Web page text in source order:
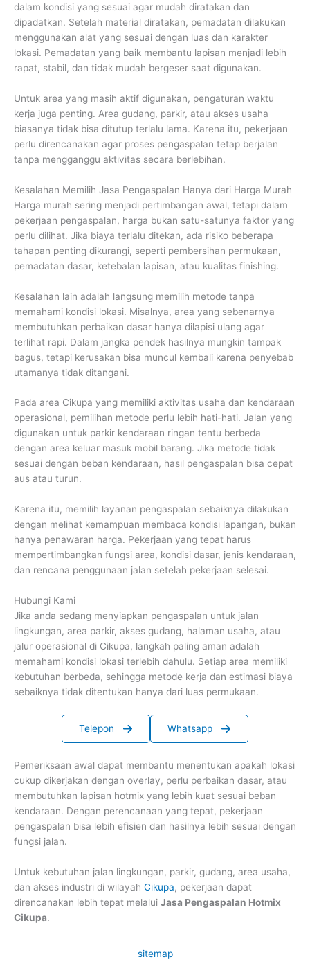
dalam kondisi yang sesuai agar mudah diratakan dan
dipadatkan. Setelah material diratakan, pemadatan dilakukan
menggunakan alat yang sesuai dengan luas dan karakter
lokasi. Pemadatan yang baik membantu lapisan menjadi lebih
rapat, stabil, dan tidak mudah bergeser saat digunakan.
Untuk area yang masih aktif digunakan, pengaturan waktu
kerja juga penting. Area gudang, parkir, atau akses usaha
biasanya tidak bisa ditutup terlalu lama. Karena itu, pekerjaan
perlu direncanakan agar proses pengaspalan tetap berjalan
tanpa mengganggu aktivitas secara berlebihan.
Kesalahan Memilih Jasa Pengaspalan Hanya dari Harga Murah
Harga murah sering menjadi pertimbangan awal, tetapi dalam
pekerjaan pengaspalan, harga bukan satu-satunya faktor yang
perlu dilihat. Jika biaya terlalu ditekan, ada risiko beberapa
tahapan penting dikurangi, seperti pembersihan permukaan,
pemadatan dasar, ketebalan lapisan, atau kualitas finishing.
Kesalahan lain adalah langsung memilih metode tanpa
memahami kondisi lokasi. Misalnya, area yang sebenarnya
membutuhkan perbaikan dasar hanya dilapisi ulang agar
terlihat rapi. Dalam jangka pendek hasilnya mungkin tampak
bagus, tetapi kerusakan bisa muncul kembali karena penyebab
utamanya tidak ditangani.
Pada area Cikupa yang memiliki aktivitas usaha dan kendaraan
operasional, pemilihan metode perlu lebih hati-hati. Jalan yang
digunakan untuk parkir kendaraan ringan tentu berbeda
dengan area keluar masuk mobil barang. Jika metode tidak
sesuai dengan beban kendaraan, hasil pengaspalan bisa cepat
aus atau turun.
Karena itu, memilih layanan pengaspalan sebaiknya dilakukan
dengan melihat kemampuan membaca kondisi lapangan, bukan
hanya penawaran harga. Pekerjaan yang tepat harus
mempertimbangkan fungsi area, kondisi dasar, jenis kendaraan,
dan rencana penggunaan jalan setelah pekerjaan selesai.
Hubungi Kami
Jika anda sedang menyiapkan pengaspalan untuk jalan
lingkungan, area parkir, akses gudang, halaman usaha, atau
jalur operasional di Cikupa, langkah paling aman adalah
memahami kondisi lokasi terlebih dahulu. Setiap area memiliki
kebutuhan berbeda, sehingga metode kerja dan estimasi biaya
sebaiknya tidak ditentukan hanya dari luas permukaan.
Telepon Whatsapp
Pemeriksaan awal dapat membantu menentukan apakah lokasi
cukup dikerjakan dengan overlay, perlu perbaikan dasar, atau
membutuhkan lapisan hotmix yang lebih kuat sesuai beban
kendaraan. Dengan perencanaan yang tepat, pekerjaan
pengaspalan bisa lebih efisien dan hasilnya lebih sesuai dengan
fungsi jalan.
Untuk kebutuhan jalan lingkungan, parkir, gudang, area usaha,
dan akses industri di wilayah Cikupa, pekerjaan dapat
direncanakan lebih tepat melalui Jasa Pengaspalan Hotmix
Cikupa.
sitemap